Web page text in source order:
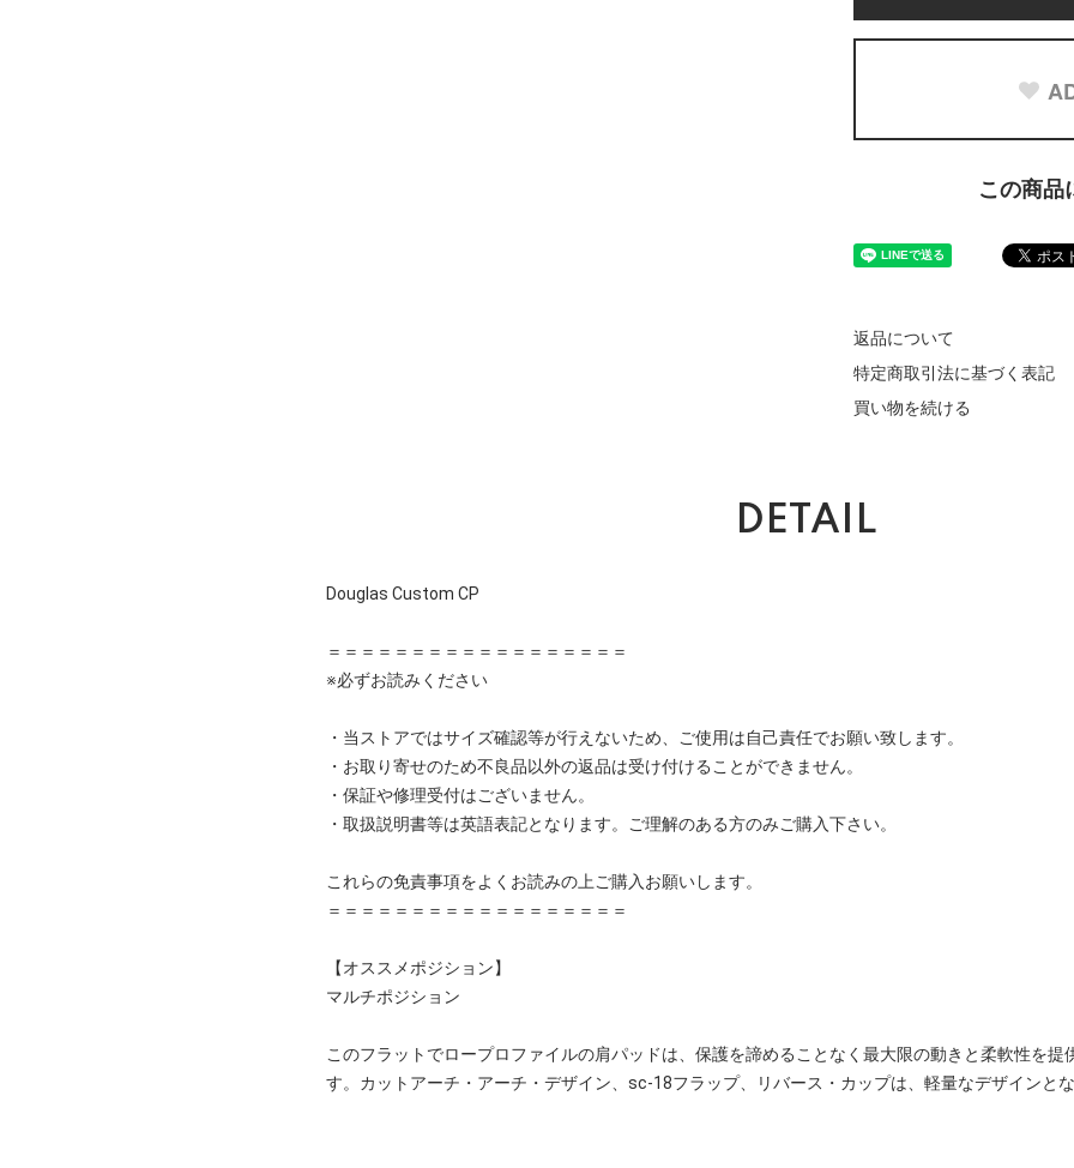
この商品
返品について
特定商取引法に基づく表記
買い物を続ける
DETAIL
Douglas Custom CP
＝＝＝＝＝＝＝＝＝＝＝＝＝＝＝＝＝＝
※必ずお読みください
・当ストアではサイズ確認等が行えないため、ご使用は自己責任でお願い致します。
・お取り寄せのため不良品以外の返品は受け付けることができません。
・保証や修理受付はございません。
・取扱説明書等は英語表記となります。ご理解のある方のみご購入下さい。
これらの免責事項をよくお読みの上ご購入お願いします。
＝＝＝＝＝＝＝＝＝＝＝＝＝＝＝＝＝＝
【オススメポジション】
マルチポジション
このフラットでロープロファイルの肩パッドは、保護を諦めることなく最大限の動きと柔軟性を提
す。カットアーチ・アーチ・デザイン、sc-18フラップ、リバース・カップは、軽量なデザインとな